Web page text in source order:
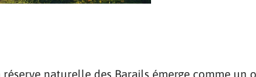
naturelle des Barails émerge comme un